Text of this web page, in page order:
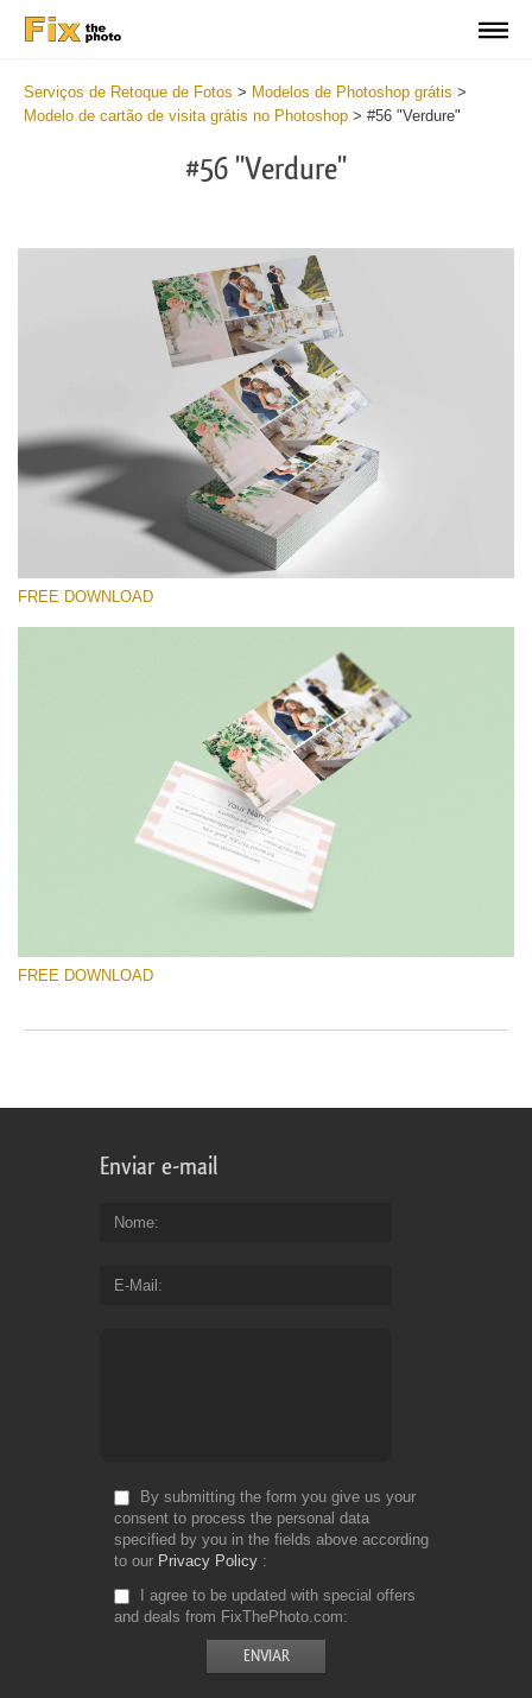
Serviços de Retoque de Fotos > Modelos de Photoshop grátis >
Modelo de cartão de visita grátis no Photoshop > #56 "Verdure"
#56 "Verdure"
Por favor selecione
Newborn Photography Price List
Download Grátis
FREE DOWNLOAD
FREE DOWNLOAD
Enviar e-mail
Nome
E-Mail
By submitting the form you give us your
consent to process the personal data
specified by you in the fields above according
to our Privacy Policy
I agree to be updated with special offers
and deals from FixThePhoto.com